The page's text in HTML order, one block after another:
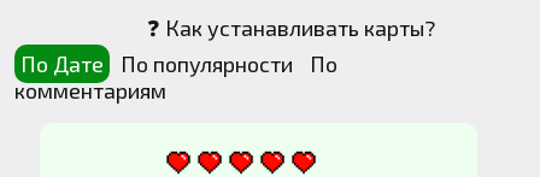
❓ Как устанавливать карты?
По Дате
По популярности
По
комментариям